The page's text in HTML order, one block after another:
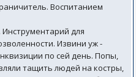
Воспитанием
для
Извини уж -
по сей день. Попы,
тащить людей на костры,